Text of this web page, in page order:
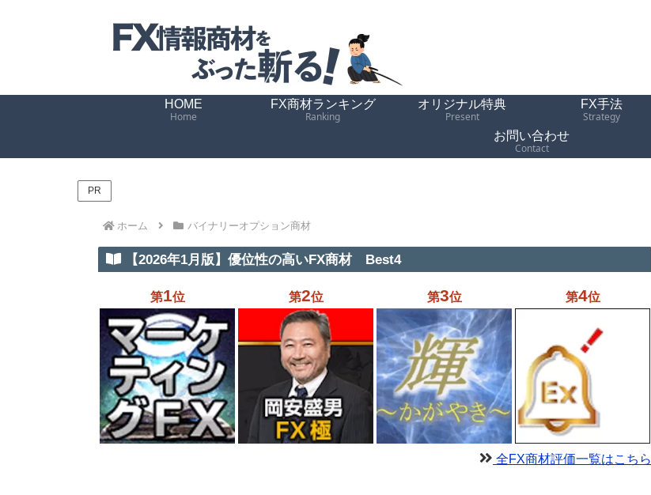
HOME
Home
FX商材ランキング
Ranking
オリジナル特典
Present
FX手法
Strategy
お問い合わせ
Contact
PR
ホーム バイナリーオプション商材
【2026年1月版】優位性の高いFX商材 Best4
第1位 第2位 第3位 第4位
全FX商材評価一覧はこちら